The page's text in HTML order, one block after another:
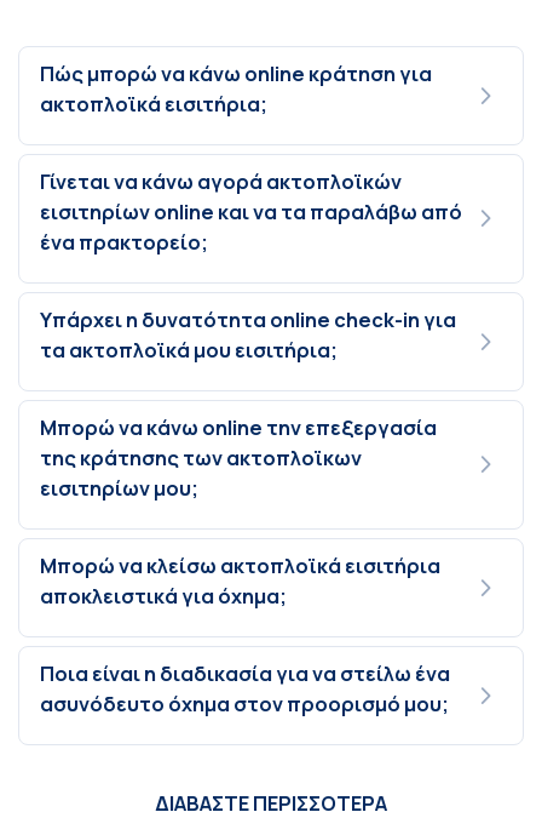
Πώς μπορώ να κάνω online κράτηση για
ακτοπλοϊκά εισιτήρια;
Γίνεται να κάνω αγορά ακτοπλοϊκών
εισιτηρίων online και να τα παραλάβω από
ένα πρακτορείο;
Υπάρχει η δυνατότητα online check-in για
τα ακτοπλοϊκά μου εισιτήρια;
Μπορώ να κάνω online την επεξεργασία
της κράτησης των ακτοπλοϊκων
εισιτηρίων μου;
Μπορώ να κλείσω ακτοπλοϊκά εισιτήρια
αποκλειστικά για όχημα;
Ποια είναι η διαδικασία για να στείλω ένα
ασυνόδευτο όχημα στον προορισμό μου;
ΔΙΑΒΑΣΤΕ ΠΕΡΙΣΣΟΤΕΡΑ